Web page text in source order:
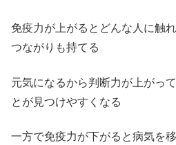
免疫力が上がるとどんな人に触
つながりも持てる
元気になるから判断力が上がっ
とが見つけやすくなる
一方で免疫力が下がると病気を